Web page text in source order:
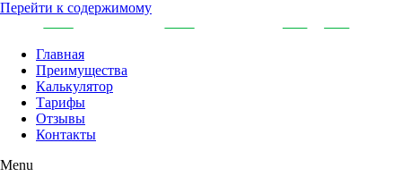
Перейти к содержимому
Главная
Преимущества
Калькулятор
Тарифы
Отзывы
Контакты
Menu